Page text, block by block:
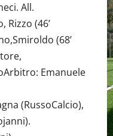
All.
Rizzo (46’
(68’
Emanuele
(RussoCalcio),